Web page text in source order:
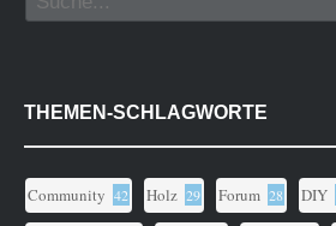
THEMEN-SCHLAGWORTE
Community 42 Holz 29 Forum 28 DIY